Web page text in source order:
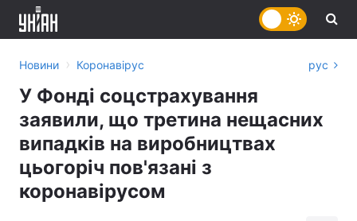
Новини › Коронавірус рус
У Фонді соцстрахування
заявили, що третина нещасних
випадків на виробництвах
цьогоріч пов'язані з
коронавірусом